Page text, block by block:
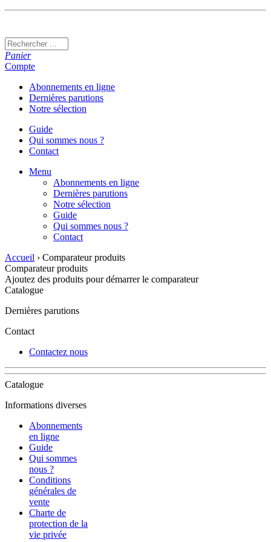
Panier
Compte
Abonnements en ligne
Dernières parutions
Notre sélection
Guide
Qui sommes nous ?
Contact
Menu
Abonnements en ligne
Dernières parutions
Notre sélection
Guide
Qui sommes nous ?
Contact
Accueil › Comparateur produits
Comparateur produits
Ajoutez des produits pour démarrer le comparateur
Catalogue
Dernières parutions
Contact
Contactez nous
Catalogue
Informations diverses
Abonnements
en ligne
Guide
Qui sommes
nous ?
Conditions
générales de
vente
Charte de
protection de la
vie privée